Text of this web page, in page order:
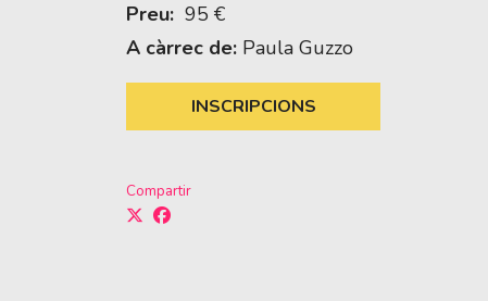
Preu: 95 €
A càrrec de: Paula Guzzo
INSCRIPCIONS
Compartir